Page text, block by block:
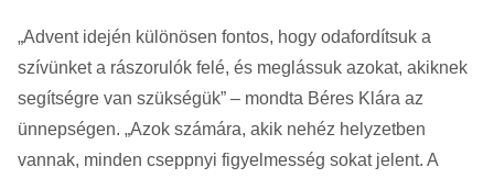
„Advent idején különösen fontos, hogy odafordítsuk a
szívünket a rászorulók felé, és meglássuk azokat, akiknek
segítségre van szükségük” – mondta Béres Klára az
ünnepségen. „Azok számára, akik nehéz helyzetben
vannak, minden cseppnyi figyelmesség sokat jelent. A